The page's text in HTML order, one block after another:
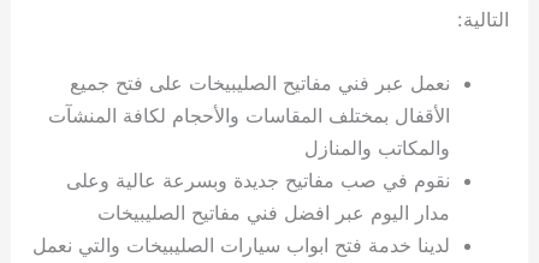
التالية:
نعمل عبر فني مفاتيح الصليبيخات على فتح جميع
الأقفال بمختلف المقاسات والأحجام لكافة المنشآت
والمكاتب والمنازل
نقوم في صب مفاتيح جديدة وبسرعة عالية وعلى
مدار اليوم عبر افضل فني مفاتيح الصليبيخات
لدينا خدمة فتح ابواب سيارات الصليبيخات والتي نعمل